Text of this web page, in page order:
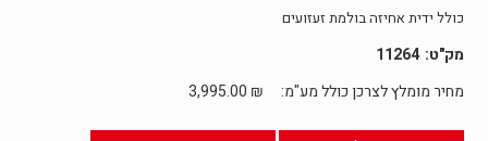
כולל ידית אחיזה בולמת זעזועים
11264
מחיר מומלץ לצרכן כולל מע"מ:
3,995.00 ₪